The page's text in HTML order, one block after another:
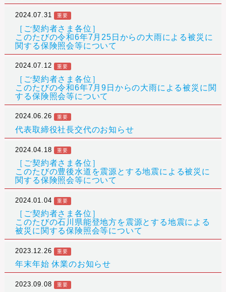
2024.07.31 重要
［ご契約者さま各位］
このたびの令和6年7月25日からの大雨による被災に
関する保険照会等について
2024.07.12 重要
［ご契約者さま各位］
このたびの令和6年7月9日からの大雨による被災に関
する保険照会等について
2024.06.26 重要
代表取締役社長交代のお知らせ
2024.04.18 重要
［ご契約者さま各位］
このたびの豊後水道を震源とする地震による被災に
関する保険照会等について
2024.01.04 重要
［ご契約者さま各位］
このたびの石川県能登地方を震源とする地震による
被災に関する保険照会等について
2023.12.26 重要
年末年始 休業のお知らせ
2023.09.08 重要